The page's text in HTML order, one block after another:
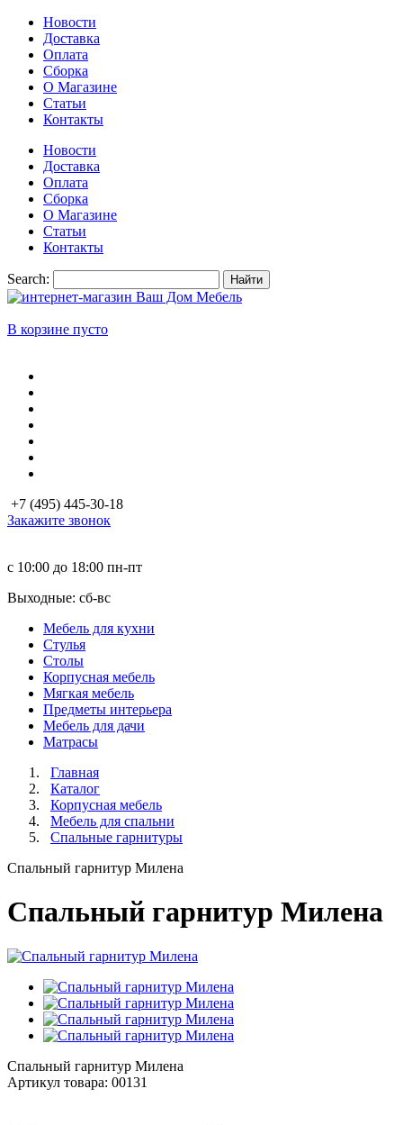
Новости
Доставка
Оплата
Сборка
О Магазине
Статьи
Контакты
Новости
Доставка
Оплата
Сборка
О Магазине
Статьи
Контакты
Search: Найти
В корзине пусто
+7 (495) 445-30-18
Закажите звонок
с 10:00 до 18:00 пн-пт
Выходные: сб-вc
Мебель для кухни
Стулья
Столы
Корпусная мебель
Мягкая мебель
Предметы интерьера
Мебель для дачи
Матраcы
Главная
Каталог
Корпусная мебель
Мебель для спальни
Спальные гарнитуры
Спальный гарнитур Милена
Спальный гарнитур Милена
Спальный гарнитур Милена
Артикул товара: 00131